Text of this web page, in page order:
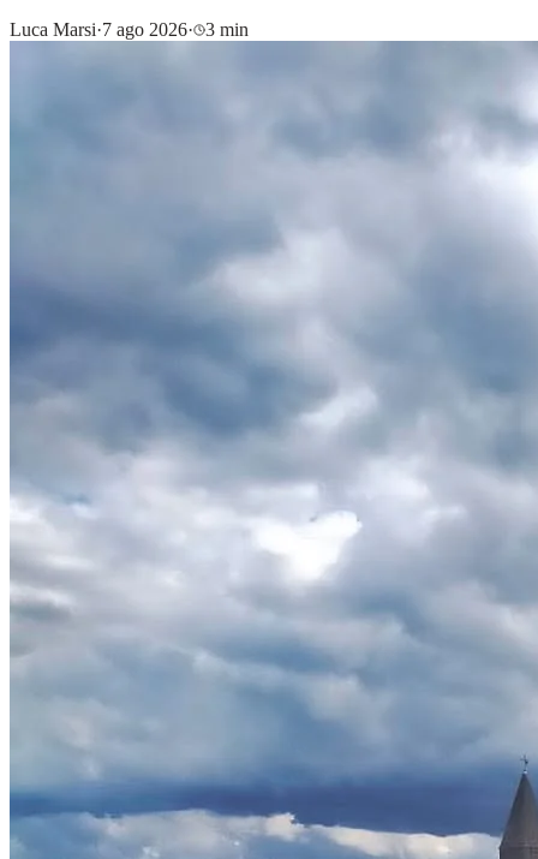
Luca Marsi·7 ago 2026· 3 min